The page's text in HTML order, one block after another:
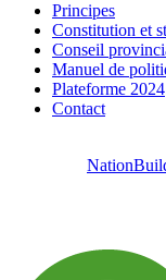
Principes
Constitution et
Conseil
Manuel de
Plateforme 2024
Contact